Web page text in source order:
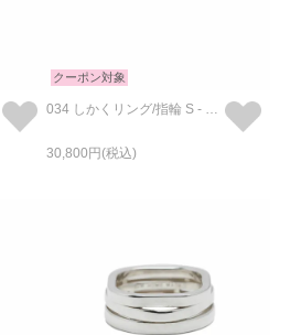
クーポン対象
034 しかくリング/指輪 S - シルバー
30,800